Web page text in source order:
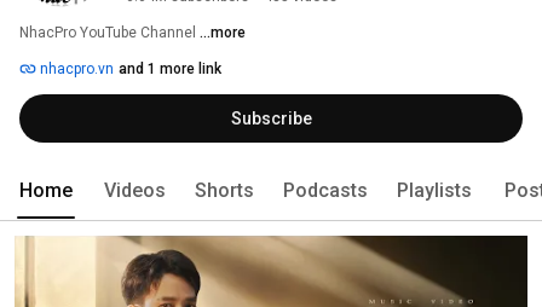
NhacPro YouTube Channel ...more
nhacpro.vn and 1 more link
Subscribe
Home Videos Shorts Podcasts Playlists